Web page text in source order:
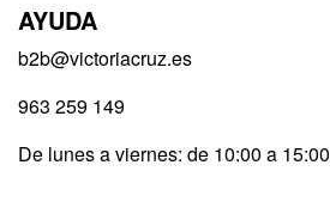
AYUDA
b2b@victoriacruz.es
963 259 149
De lunes a viernes: de 10:00 a 15:00